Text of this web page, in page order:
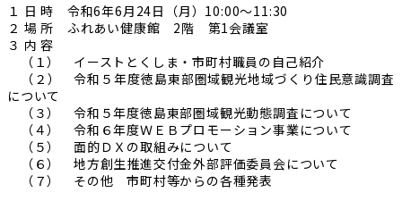
１ 日 時 令和6年6月24日（月）10:00～11:30
２ 場 所 ふれあい健康館 2階 第1会議室
３ 内 容
（１） イーストとくしま・市町村職員の自己紹介
（２） 令和５年度徳島東部圏域観光地域づくり住民意識調査
について
（３） 令和５年度徳島東部圏域観光動態調査について
（４） 令和６年度ＷＥＢプロモーション事業について
（５） 面的ＤＸの取組みについて
（６） 地方創生推進交付金外部評価委員会について
（７） その他 市町村等からの各種発表